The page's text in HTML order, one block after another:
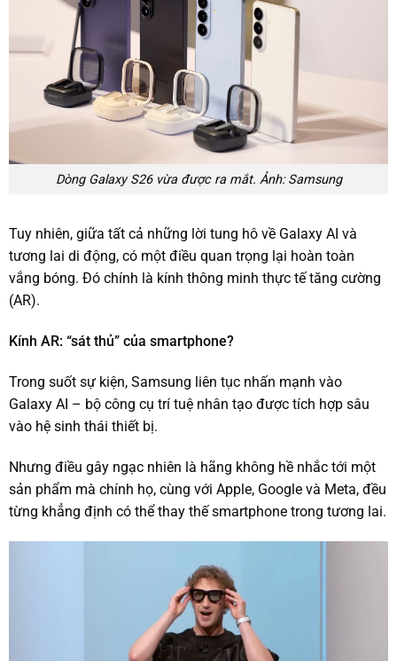
Dòng Galaxy S26 vừa được ra mắt. Ảnh: Samsung
Tuy nhiên, giữa tất cả những lời tung hô về Galaxy AI và
tương lai di động, có một điều quan trọng lại hoàn toàn
vắng bóng. Đó chính là kính thông minh thực tế tăng cường
(AR).
Kính AR: “sát thủ” của smartphone?
Trong suốt sự kiện, Samsung liên tục nhấn mạnh vào
Galaxy AI – bộ công cụ trí tuệ nhân tạo được tích hợp sâu
vào hệ sinh thái thiết bị.
Nhưng điều gây ngạc nhiên là hãng không hề nhắc tới một
sản phẩm mà chính họ, cùng với Apple, Google và Meta, đều
từng khẳng định có thể thay thế smartphone trong tương lai.